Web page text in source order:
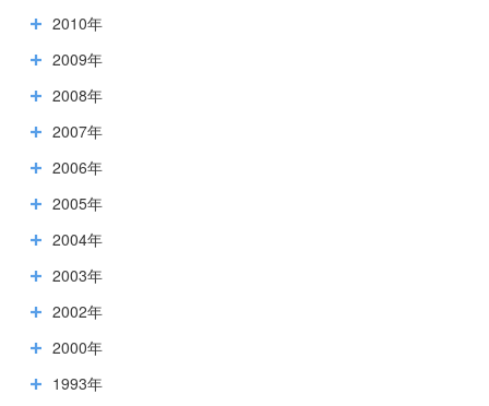
2010年
2009年
2008年
2007年
2006年
2005年
2004年
2003年
2002年
2000年
1993年